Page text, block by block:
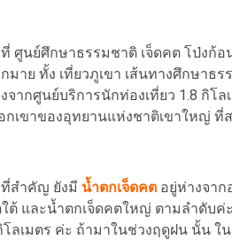
ศูนย์ศึกษาธรรมชาติ เจ็ดคต โป่งก้อน
มาย ทั้ง เที่ยวภูเขา เส้นทางศึกษาธ
จากศูนย์บริการนักท่องเที่ยว 1.8 กิโ
กเขาของอุทยานแห่งชาติเขาใหญ่ ที่
ำคัญ ยังมี น้ำตกเจ็ดคต อยู่ห่างจาก
ต้ และน้ำตกเจ็ดคตใหญ่ ตามลำดับค่
โลเมตร ค่ะ ถ้ามาในช่วงฤดูฝน นั้น